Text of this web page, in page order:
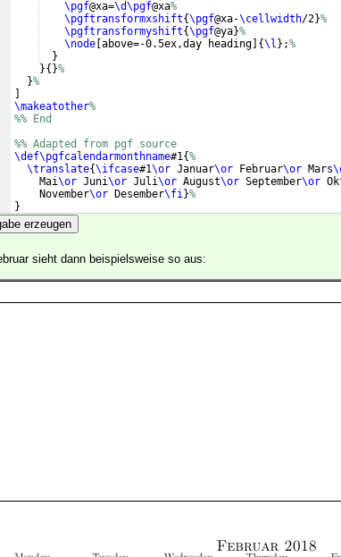
\pgf@xa=\d\pgf@xa%
\pgftransformxshift{\pgf@xa-\cellwidth/2}%
\pgftransformyshift{\pgf@ya}%
\node above=-0.5ex,day heading {\l } ;%
}
}{ }%
}%
\makeatother%
%% End
%% Adapted from pgf source
\def\pgfcalendarmonthname#1{%
\translate{\ifcase#1\or Januar\or Februar\or Mars
    Mai
\or Juni\or Juli\or August\or September\or
    November
\or Desember\fi}%
}
erzeugen
sieht dann beispielsweise so aus: